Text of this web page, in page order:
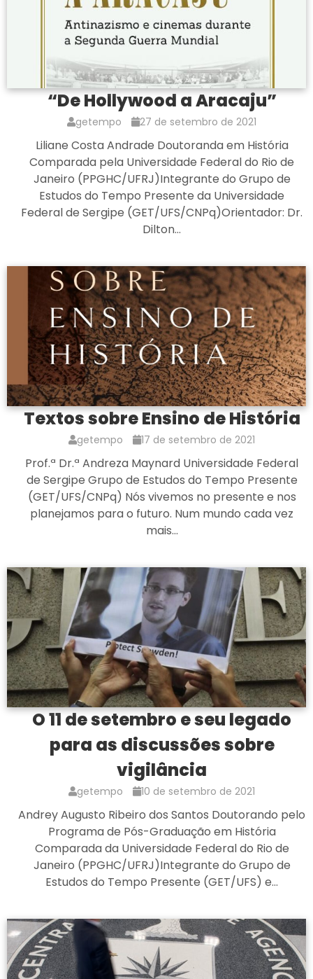
“De Hollywood a Aracaju”
getempo 27 de setembro de 2021
Liliane Costa Andrade Doutoranda em História
Comparada pela Universidade Federal do Rio de
Janeiro (PPGHC/UFRJ)Integrante do Grupo de
Estudos do Tempo Presente da Universidade
Federal de Sergipe (GET/UFS/CNPq)Orientador: Dr.
Dilton…
Textos sobre Ensino de História
getempo 17 de setembro de 2021
Prof.ª Dr.ª Andreza Maynard Universidade Federal
de Sergipe Grupo de Estudos do Tempo Presente
(GET/UFS/CNPq) Nós vivemos no presente e nos
planejamos para o futuro. Num mundo cada vez
mais…
O 11 de setembro e seu legado
para as discussões sobre
vigilância
getempo 10 de setembro de 2021
Andrey Augusto Ribeiro dos Santos Doutorando pelo
Programa de Pós-Graduação em História
Comparada da Universidade Federal do Rio de
Janeiro (PPGHC/UFRJ)Integrante do Grupo de
Estudos do Tempo Presente (GET/UFS) e…